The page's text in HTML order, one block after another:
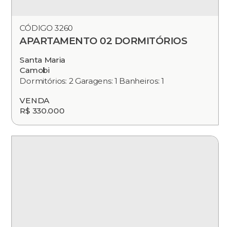
CÓDIGO 3260
APARTAMENTO 02 DORMITÓRIOS
Santa Maria
Camobi
Dormitórios: 2 Garagens: 1 Banheiros: 1
VENDA
R$ 330.000